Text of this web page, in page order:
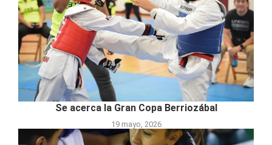
Se acerca la Gran Copa Berriozábal
19 mayo, 2026